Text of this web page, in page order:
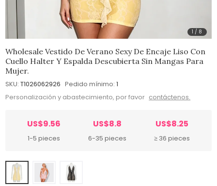
1 / 8
Wholesale Vestido De Verano Sexy De Encaje Liso Con
Cuello Halter Y Espalda Descubierta Sin Mangas Para
Mujer.
SKU: T1026062926 Pedido mínimo: 1
Personalización y abastecimiento, por favor contáctenos.
US$9.56
1-5 pieces
US$8.8
6-35 pieces
US$8.25
≥ 36 pieces